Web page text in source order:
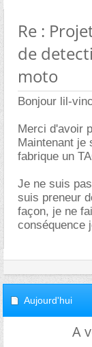
Re :
de
moto
Bonjour lil-
Merci d'avoir
Maintenant je
fabrique un
Je ne suis
suis preneur
façon, je ne
conséquence
Aujourd'hui
A